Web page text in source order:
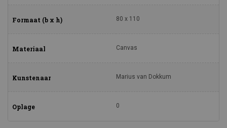
Formaat (b x h) 80 x 110
Materiaal Canvas
Kunstenaar Marius van Dokkum
Oplage 0